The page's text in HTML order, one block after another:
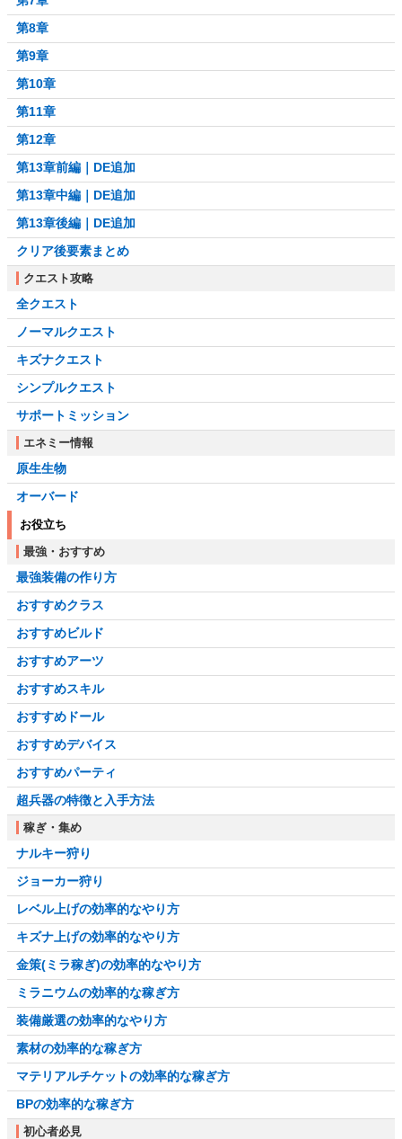
第8章
第9章
第10章
第11章
第12章
第13章前編｜DE追加
第13章中編｜DE追加
第13章後編｜DE追加
クリア後要素まとめ
クエスト攻略
全クエスト
ノーマルクエスト
キズナクエスト
シンプルクエスト
サポートミッション
エネミー情報
原生生物
オーバード
お役立ち
最強・おすすめ
最強装備の作り方
おすすめクラス
おすすめビルド
おすすめアーツ
おすすめスキル
おすすめドール
おすすめデバイス
おすすめパーティ
超兵器の特徴と入手方法
稼ぎ・集め
ナルキー狩り
ジョーカー狩り
レベル上げの効率的なやり方
キズナ上げの効率的なやり方
金策(ミラ稼ぎ)の効率的なやり方
ミラニウムの効率的な稼ぎ方
装備厳選の効率的なやり方
素材の効率的な稼ぎ方
マテリアルチケットの効率的な稼ぎ方
BPの効率的な稼ぎ方
初心者必見